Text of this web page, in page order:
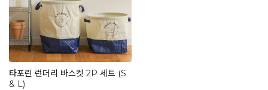
타포린 런더리 바스켓 2P 세트 (S
& L)